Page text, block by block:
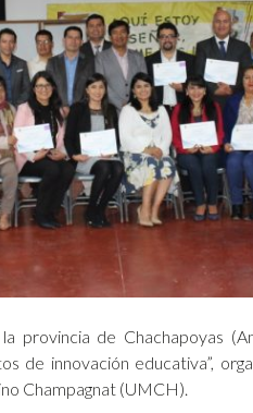
provincia de Chachapoyas
de innovación educativa”,
Champagnat (UMCH).